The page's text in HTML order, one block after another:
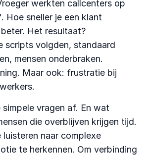
werkten callcenters op
Hoe sneller je een klant
Het resultaat?
scripts volgden, standaard
mensen onderbraken.
Maar ook: frustratie bij
simpele vragen af. En wat
die overblijven krijgen tijd.
naar complexe
te herkennen. Om verbinding